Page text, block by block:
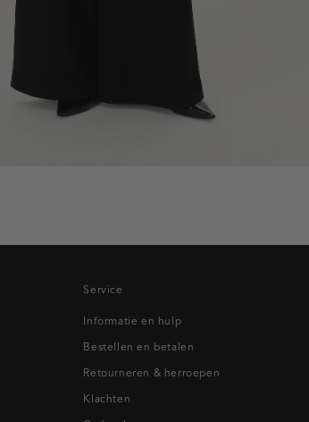
Service
Informatie en hulp
Bestellen en betalen
Retourneren & herroepen
Klachten